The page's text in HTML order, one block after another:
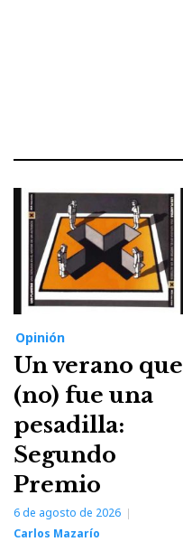
Opinión
Un verano que
(no) fue una
pesadilla:
Segundo
Premio
6 de agosto de 2026
Carlos Mazarío